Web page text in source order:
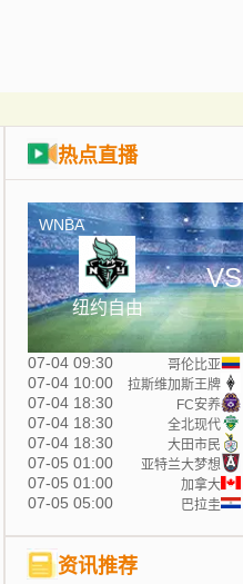
热点直播
WNBA
纽约自由
VS
07-04 09:30 哥伦比亚
07-04 10:00 拉斯维加斯王牌
07-04 18:30 FC安养
07-04 18:30 全北现代
07-04 18:30 大田市民
07-05 01:00 亚特兰大梦想
07-05 01:00 加拿大
07-05 05:00 巴拉圭
资讯推荐